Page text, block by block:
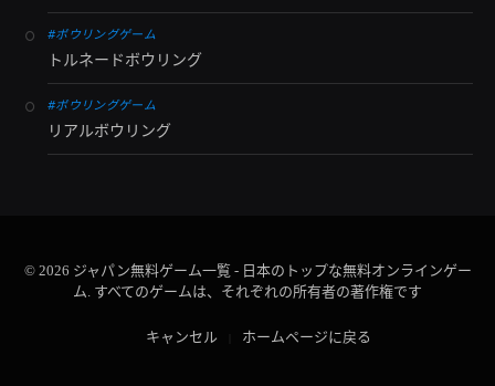
#ボウリングゲーム
トルネードボウリング
#ボウリングゲーム
リアルボウリング
© 2026 ジャパン無料ゲーム一覧 - 日本のトップな無料オンラインゲー
ム. すべてのゲームは、それぞれの所有者の著作権です
キャンセル ホームページに戻る